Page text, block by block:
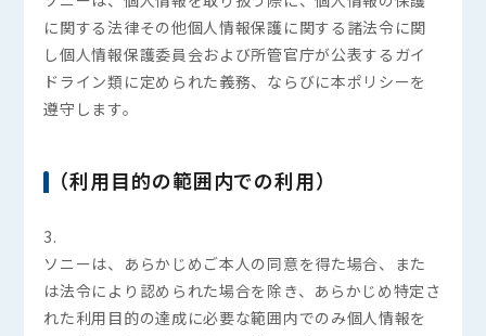
に関する法律その他個人情報保護に関する諸法令に関
し個人情報保護委員会および所管官庁が公表するガイ
ドライン類に定められた義務、ならびに本ポリシーを
遵守します。
（利用目的の範囲内での利用）
3.
ソニーは、あらかじめご本人の同意を得た場合、また
は法令により認められた場合を除き、あらかじめ特定さ
れた利用目的の達成に必要な範囲内でのみ個人情報を